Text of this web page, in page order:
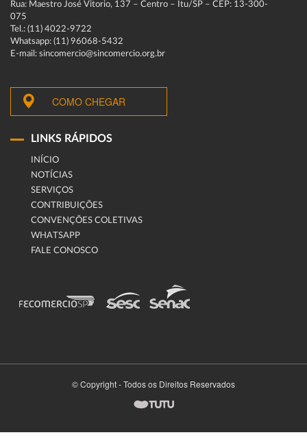
Rua: Maestro José Vitorio, 137 – Centro – Itu/SP – CEP: 13-300-
075
Tel.: (11) 4022-9722
Whatsapp: (11) 96068-5432
E-mail: sincomercio@sincomercio.org.br
COMO CHEGAR
LINKS RÁPIDOS
INÍCIO
NOTÍCIAS
SERVIÇOS
CONTRIBUIÇÕES
CONVENÇÕES COLETIVAS
WHATSAPP
FALE CONOSCO
© Copyright - Todos os Direitos Reservados